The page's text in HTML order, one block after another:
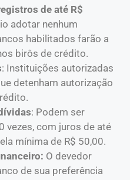
de até R$
adotar nenhum
habilitados farão a
birôs de crédito.
: Instituições autorizadas
detenham autorização
: Podem ser
vezes, com juros de até
mínima de R$ 50,00.
O devedor
de sua preferência